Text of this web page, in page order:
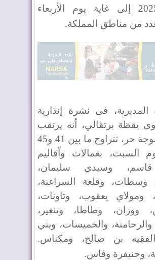
غشت 2025 إلى غاية يوم الأربعاء
من مناطق المملكة.
في نشرة إنذارية
يقظة برتقالي، أنه يرتقب
تسجيل موجة حر، تتراوح ما بين 41 و45
السبت، بعمالات وأقاليم
وسيدي سليمان،
وسطات، وقلعة السراغنة،
ومولاي يعقوب، وتاونات،
ووزان، وطاطا، وتنغير،
والرحامنة، والخميسات، وبني
بن صالح، ومكناس.
وخنيفرة وفاس.